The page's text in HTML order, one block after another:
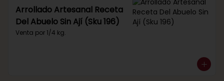
Arrollado Artesanal Receta
Del Abuelo Sin Ají (Sku 196)
Venta por 1/4 kg.